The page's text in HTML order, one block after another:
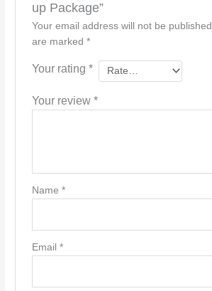
up Package”
Your email address will not be published.
are marked *
Your rating *
Your review *
Name *
Email *